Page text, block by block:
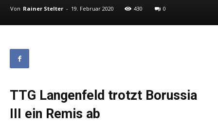
Von Rainer Stelter - 19. Februar 2020 430 0
TTG Langenfeld trotzt Borussia
III ein Remis ab